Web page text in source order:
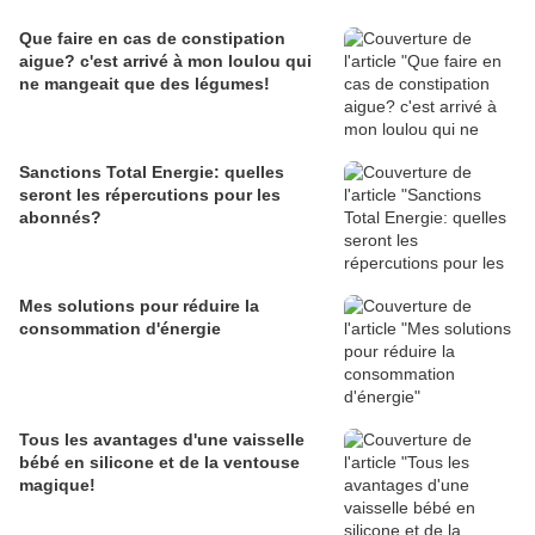
Que faire en cas de constipation
aigue? c'est arrivé à mon loulou qui
ne mangeait que des légumes!
Sanctions Total Energie: quelles
seront les répercutions pour les
abonnés?
Mes solutions pour réduire la
consommation d'énergie
Tous les avantages d'une vaisselle
bébé en silicone et de la ventouse
magique!